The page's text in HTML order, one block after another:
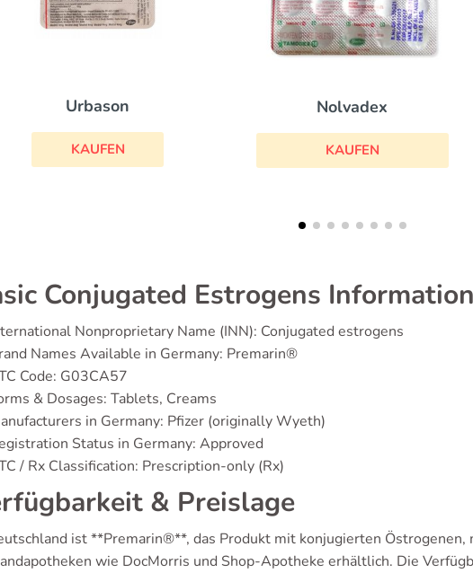
Nolvadex
KAUFEN
Diflucan
KAUFEN
Conjugated Estrogens Information
Nonproprietary Name (INN): Conjugated estrogens
Names Available in Germany: Premarin®
Code: G03CA57
& Dosages: Tablets, Creams
in Germany: Pfizer (originally Wyeth)
Status in Germany: Approved
/ Rx Classification: Prescription-only (Rx)
& Preislage
ist **Premarin®**, das Produkt mit konjugierten
wie DocMorris und Shop-Apotheke erhältlich. Die